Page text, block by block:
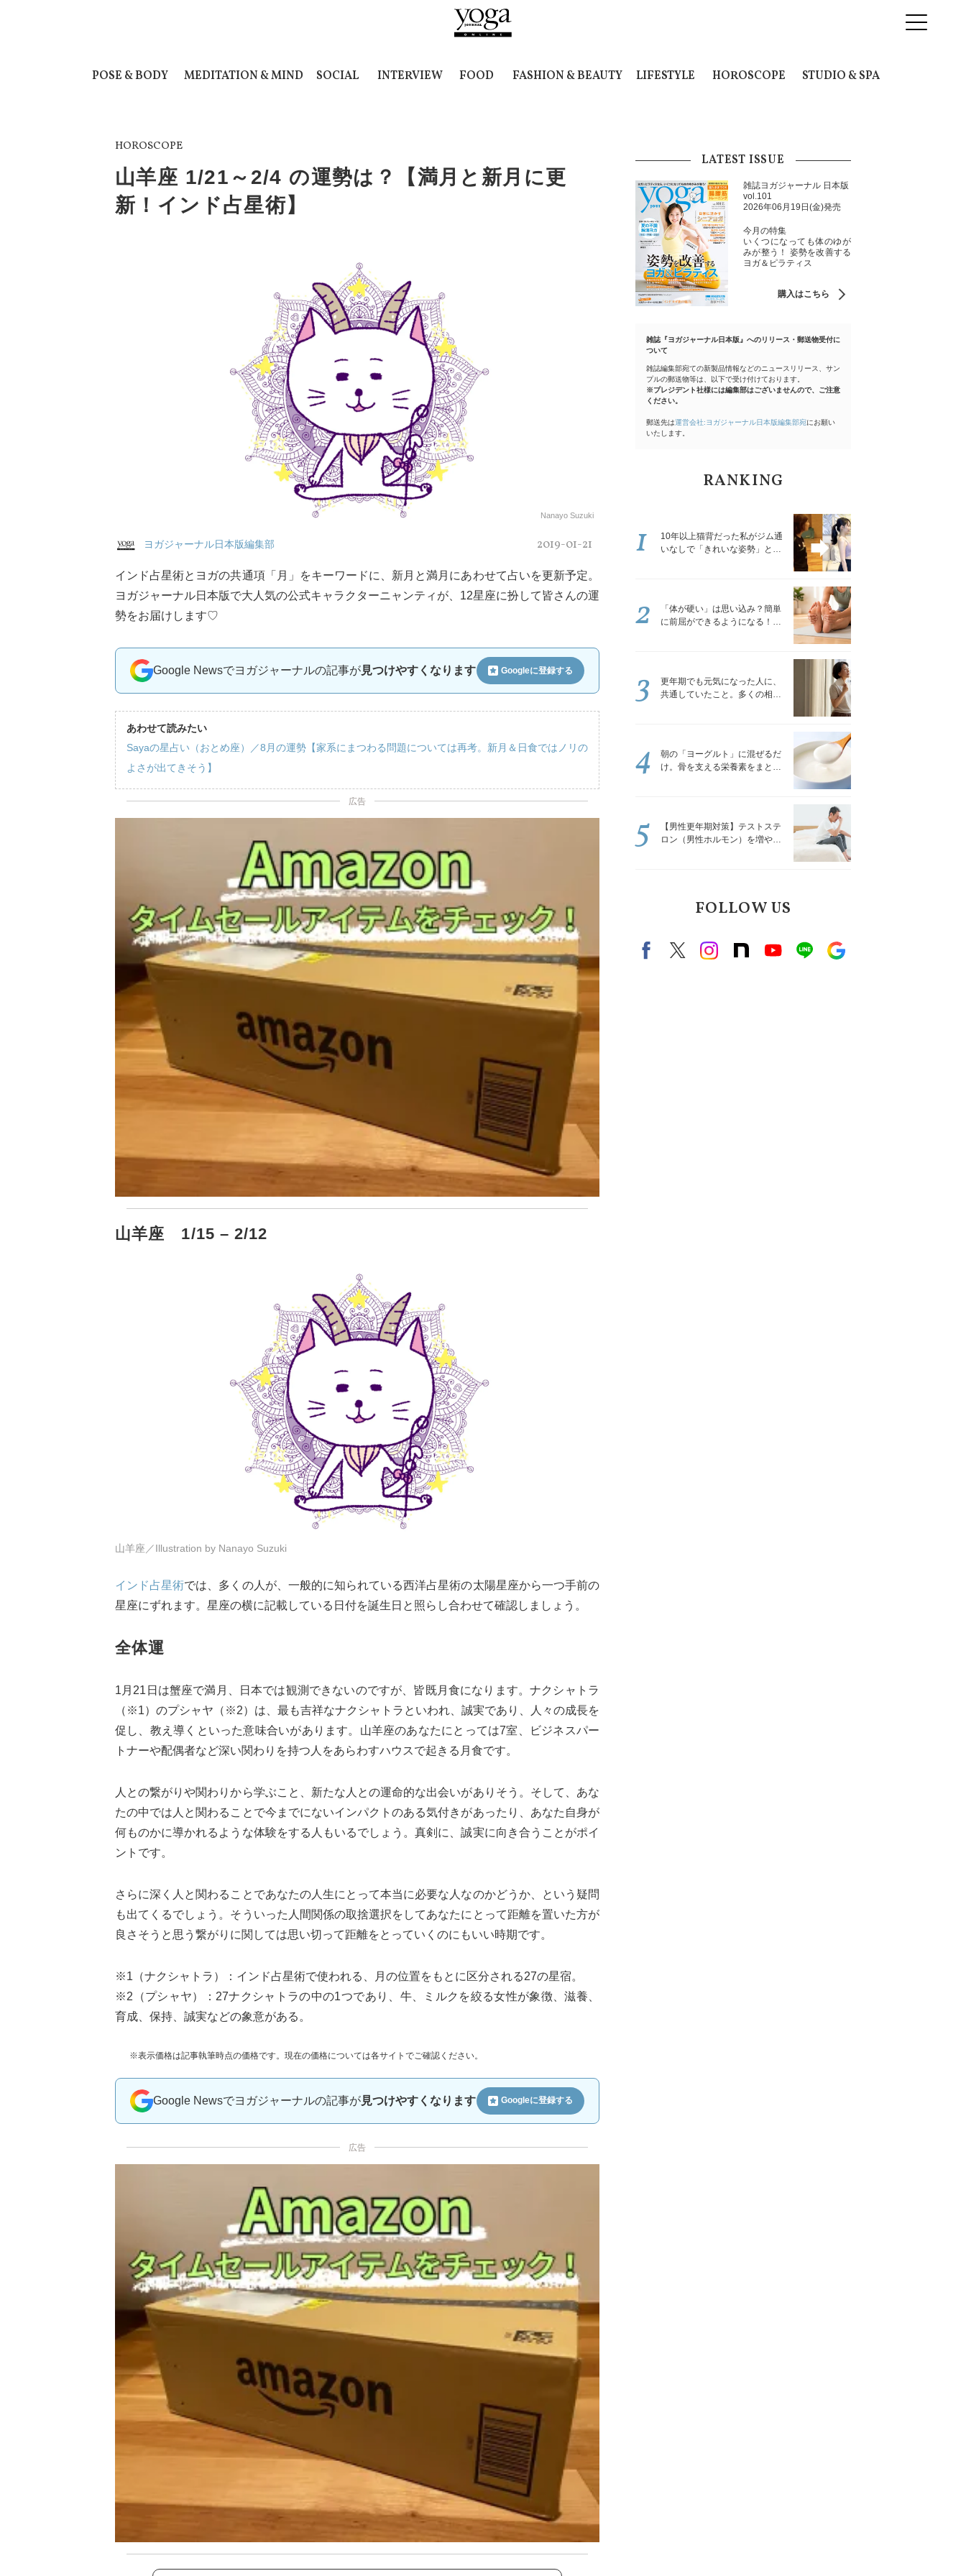
POSE & BODY MEDITATION & MIND SOCIAL INTERVIEW FOOD FASHION & BEAUTY LIFESTYLE HOROSCOPE STUDIO & SPA
HOROSCOPE
山羊座 1/21～2/4 の運勢は？【満月と新月に更
新！インド占星術】
Nanayo Suzuki
ヨガジャーナル日本版編集部 2019-01-21
インド占星術とヨガの共通項「月」をキーワードに、新月と満月にあわせて占いを更新予定。
ヨガジャーナル日本版で大人気の公式キャラクターニャンティが、12星座に扮して皆さんの運
勢をお届けします♡
Google Newsでヨガジャーナルの記事が見つけやすくなります Googleに登録する
あわせて読みたい
Sayaの星占い（おとめ座）／8月の運勢【家系にまつわる問題については再考。新月＆日食ではノリの
よさが出てきそう】
広告
山羊座 1/15 – 2/12
山羊座／Illustration by Nanayo Suzuki
インド占星術では、多くの人が、一般的に知られている西洋占星術の太陽星座から一つ手前の
星座にずれます。星座の横に記載している日付を誕生日と照らし合わせて確認しましょう。
全体運
1月21日は蟹座で満月、日本では観測できないのですが、皆既月食になります。ナクシャトラ
（※1）のプシャヤ（※2）は、最も吉祥なナクシャトラといわれ、誠実であり、人々の成長を
促し、教え導くといった意味合いがあります。山羊座のあなたにとっては7室、ビジネスパー
トナーや配偶者など深い関わりを持つ人をあらわすハウスで起きる月食です。
人との繋がりや関わりから学ぶこと、新たな人との運命的な出会いがありそう。そして、あな
たの中では人と関わることで今までにないインパクトのある気付きがあったり、あなた自身が
何ものかに導かれるような体験をする人もいるでしょう。真剣に、誠実に向き合うことがポイ
ントです。
さらに深く人と関わることであなたの人生にとって本当に必要な人なのかどうか、という疑問
も出てくるでしょう。そういった人間関係の取捨選択をしてあなたにとって距離を置いた方が
良さそうと思う繋がりに関しては思い切って距離をとっていくのにもいい時期です。
※1（ナクシャトラ）：インド占星術で使われる、月の位置をもとに区分される27の星宿。
※2（プシャヤ）：27ナクシャトラの中の1つであり、牛、ミルクを絞る女性が象徴、滋養、
育成、保持、誠実などの象意がある。
※表示価格は記事執筆時点の価格です。現在の価格については各サイトでご確認ください。
Google Newsでヨガジャーナルの記事が見つけやすくなります Googleに登録する
広告
LATEST ISSUE
雑誌ヨガジャーナル 日本版
vol.101
2026年06月19日(金)発売
今月の特集
いくつになっても体のゆが
みが整う！ 姿勢を改善する
ヨガ＆ピラティス
購入はこちら
雑誌『ヨガジャーナル日本版』へのリリース・郵送物受付に
ついて
雑誌編集部宛ての新製品情報などのニュースリリース、サン
プルの郵送物等は、以下で受け付けております。
※プレジデント社様には編集部はございませんので、ご注意
ください。
郵送先は運営会社:ヨガジャーナル日本版編集部宛にお願い
いたします。
RANKING
10年以上猫背だった私がジム通
いなしで「きれいな姿勢」と褒
1
「体が硬い」は思い込み？簡単
に前屈ができるようになる！腿
2
更年期でも元気になった人に、
共通していたこと。多くの相談
3
朝の「ヨーグルト」に混ぜるだ
け。骨を支える栄養素をまとめ
4
【男性更年期対策】テストステ
ロン（男性ホルモン）を増やす
5
FOLLOW US
FacebookX（旧twitter）
instagram
note Youtubeline